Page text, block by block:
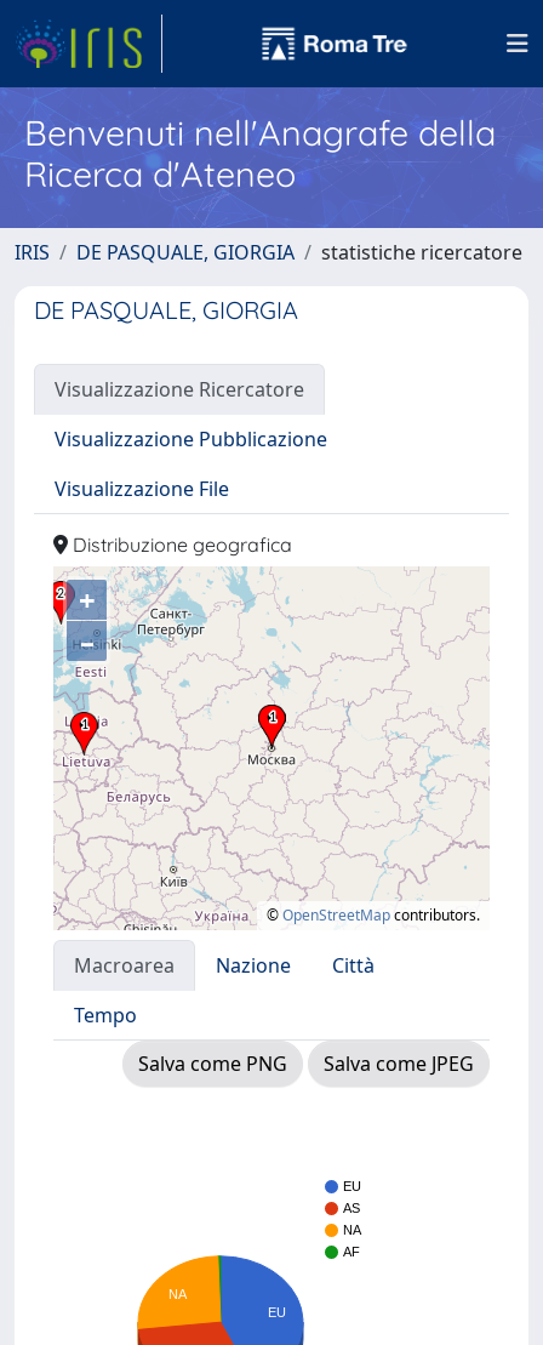
Benvenuti nell'Anagrafe della
Ricerca d'Ateneo
IRIS DE PASQUALE, GIORGIA statistiche ricercatore
DE PASQUALE, GIORGIA
Visualizzazione Ricercatore
Visualizzazione Pubblicazione
Visualizzazione File
Distribuzione geografica
+
–
©OpenStreetMapcontributors.
Macroarea Nazione
Città
Tempo
Salva come PNG
Salva come JPEG
EU
AS
NA
AF
EU
NA